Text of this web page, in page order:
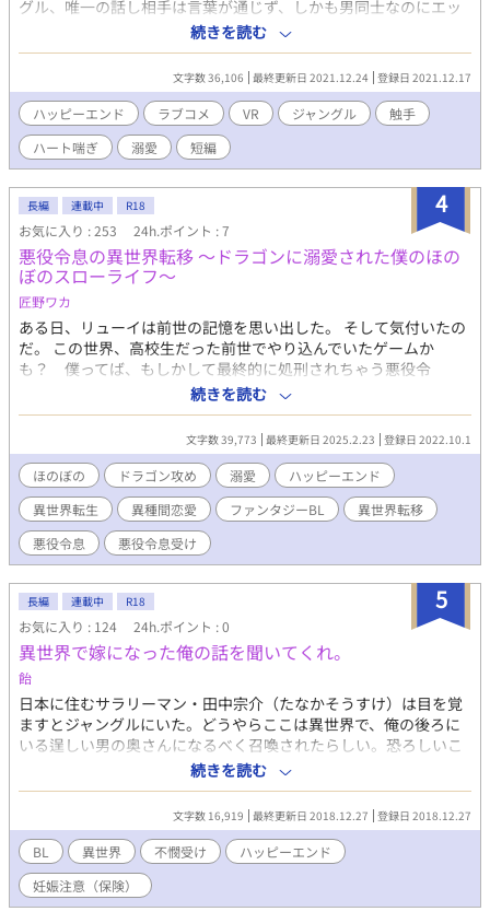
グル、唯一の話し相手は言葉が通じず、しかも男同士なのにエッ
チな事ばかりしてくる！テンパるセイヤが絆され、アルバールと
幸せになるまで。 ※触手出てきます。(本番なし) ※公開プレイま
がいあります。 ※基本青姦です。 ※ハート喘ぎ多用です。 ※攻に
よるフェラあり。 ※功の自慰描写あり。
続きを読む
文字数 36,106 最終更新日 2021.12.24 登録日 2021.12.17
ハッピーエンド ラブコメ VR ジャングル
触手
ハート喘ぎ
溺愛 短編
4
長編 連載中 R18
お気に入り : 253 24h.ポイント : 7
悪役令息の異世界転移 〜ドラゴンに溺愛された僕のほの
ぼのスローライフ〜
匠野ワカ
ある日、リューイは前世の記憶を思い出した。 そして気付いたの
だ。 この世界、高校生だった前世でやり込んでいたゲームか
も？ 僕ってば、もしかして最終的に処刑されちゃう悪役令
息……？ そこからなんとか死亡エンドを回避するため、良い子の
努力を続けるリューイ。しかし、ゲームのストーリー強制力に連
戦連敗。何をやっても悪役令息まっしぐら。 ーーこうなったらも
う逃げ出すしかない！！ 他国に逃げる計画は失敗。断罪イベント
直前に聖女に助けられ、何故だか他国どころか異世界に飛ばされ
てしまって、さぁ大変。 ジャングルみたいな森に落っこちたリュ
ーイは、親切なドラゴンに助けられ、目指すはほのぼのスローラ
イフ！ 平和に長生きしたいんだ！ ドラゴン×悪役令息 言葉の
通じない二人のほのぼの（当社比）BLです。 出会うまでにちょっ
す。ゆるゆるお楽しみください。
続きを読む
文字数 39,773 最終更新日 2025.2.23 登録日 2022.10.1
ほのぼの ドラゴン攻め 溺愛
ハッピーエンド
異世界転生
異種間恋愛 ファンタジーBL
異世界転移
悪役令息
悪役令息受け
5
長編 連載中 R18
お気に入り : 124 24h.ポイント : 0
異世界で嫁になった俺の話を聞いてくれ。
飴
日本に住むサラリーマン・田中宗介（たなかそうすけ）は目を覚
ますとジャングルにいた。どうやらここは異世界で、俺の後ろに
いる逞しい男の奥さんになるべく召喚されたらしい。恐ろしいこ
とにここでは男性でも子を孕むことができるという。俺の夫・イ
ーシァンは無表情で残酷で冷たい男、そんなイーシァンに振り回
される同棲生活は波乱万丈だった。その上、イーシァンの兄弟た
ちにも翻弄されストレスで胃を押さえる。一番下の弟はツンデレ
で、真ん中は邪な目を俺に向けてくるのだ。もうこんな生活い
や！元の世界に帰る方法を探るべく異世界の環境と同棲生活に必
死に順応していく俺の物語。嫌われからの溺愛。 かなり、ふわふ
わな設定です。 ※加筆訂正を山ほど行います。すいません。
続きを読む
文字数 16,919 最終更新日 2018.12.27 登録日 2018.12.27
BL 異世界 不憫受け
ハッピーエンド
妊娠注意（保険）